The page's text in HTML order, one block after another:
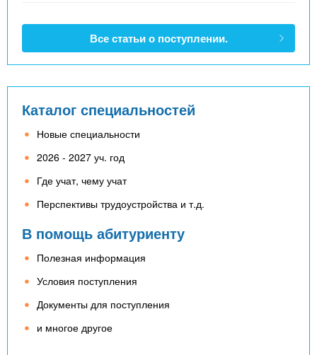
Все статьи о поступлении.
Каталог специальностей
Новые специальности
2026 - 2027 уч. год
Где учат, чему учат
Перспективы трудоустройства и т.д.
В помощь абитуриенту
Полезная информация
Условия поступления
Документы для поступления
и многое другое